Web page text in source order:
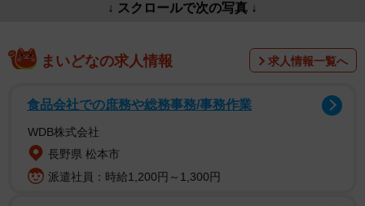
↓ スクロールで次の写真 ↓
まいどなの求人情報 求人情報一覧へ
食品会社での庶務や総務事務/事務作業
WDB株式会社
長野県 松本市
派遣社員：時給1,200円～1,300円